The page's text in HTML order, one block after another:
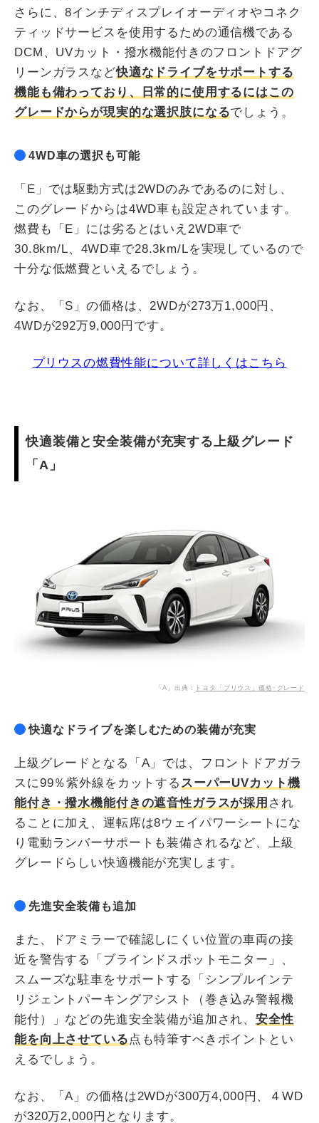
さらに、8インチディスプレイオーディオやコネク
ティッドサービスを使用するための通信機である
DCM、UVカット・撥水機能付きのフロントドアグ
リーンガラスなど快適なドライブをサポートする
機能も備わっており、日常的に使用するにはこの
グレードからが現実的な選択肢になるでしょう。
4WD車の選択も可能
「E」では駆動方式は2WDのみであるのに対し、
このグレードからは4WD車も設定されています。
燃費も「E」には劣るとはいえ2WD車で
30.8km/L、4WD車で28.3km/Lを実現しているので
十分な低燃費といえるでしょう。
なお、「S」の価格は、2WDが273万1,000円、
4WDが292万9,000円です。
プリウスの燃費性能について詳しくはこちら
快適装備と安全装備が充実する上級グレード
「A」
「A」出典： トヨタ「プリウス」価格･グレード
快適なドライブを楽しむための装備が充実
上級グレードとなる「A」では、フロントドアガラ
スに99％紫外線をカットする スーパーUVカット機
能付き・撥水機能付きの遮音性ガラスが採用 され
ることに加え、運転席は8ウェイパワーシートにな
り電動ランバーサポートも装備されるなど、上級
グレードらしい快適機能が充実します。
先進安全装備も追加
また、ドアミラーで確認しにくい位置の車両の接
近を警告する「ブラインドスポットモニター」、
スムーズな駐車をサポートする「シンプルインテ
リジェントパーキングアシスト（巻き込み警報機
能付）」などの先進安全装備が追加され、安全性
能を向上させている 点も特筆すべきポイントとい
えるでしょう。
なお、「A」の価格は2WDが300万4,000円、４WD
が320万2,000円となります。